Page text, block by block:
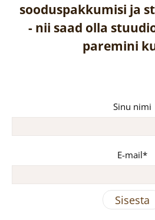
sooduspakkumisi ja
- nii saad olla
paremini
Sinu nimi
E-mail